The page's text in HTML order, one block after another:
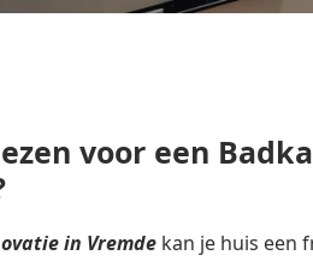
voor een
in Vremde kan je huis een